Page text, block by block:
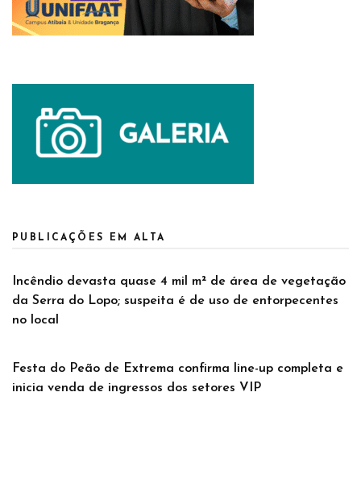
PUBLICAÇÕES EM ALTA
Incêndio devasta quase 4 mil m² de área de vegetação
da Serra do Lopo; suspeita é de uso de entorpecentes
no local
Festa do Peão de Extrema confirma line-up completa e
inicia venda de ingressos dos setores VIP